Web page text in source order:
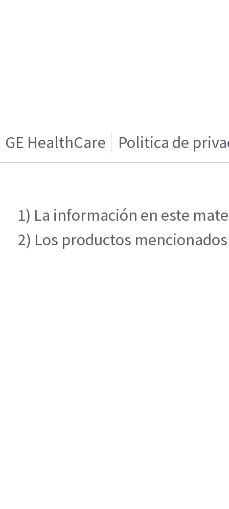
GE HealthCare Politica de
1) La información en este
2) Los productos